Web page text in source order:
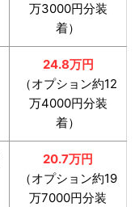
万3000円分装
着）
24.8万円
（オプション約12
万4000円分装
着）
20.7万円
（オプション約19
万7000円分装